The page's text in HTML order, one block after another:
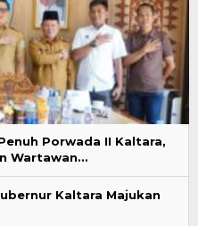
Porwada II Kaltara,
Wartawan…
Kaltara Majukan